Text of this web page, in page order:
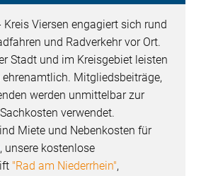
Kreis Viersen engagiert sich rund
und Radverkehr vor Ort.
Stadt und im Kreisgebiet leisten
Mitgliedsbeiträge,
werden unmittelbar zur
verwendet.
Miete und Nebenkosten für
, unsere kostenlose
"Rad am Niederrhein",